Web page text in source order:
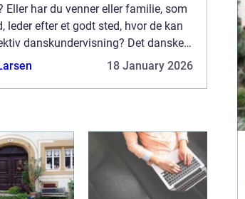
Eller har du venner eller familie, som
leder efter et godt sted, hvor de kan
danskundervisning? Det danske
svært, og det kræver virkelig18 January 2026